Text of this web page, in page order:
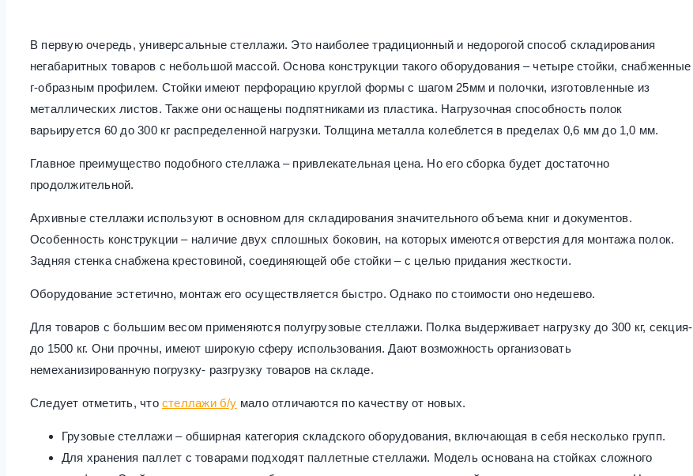
В первую очередь, универсальные стеллажи. Это наиболее традиционный и недорогой способ складирования
негабаритных товаров с небольшой массой. Основа конструкции такого оборудования – четыре стойки, снабженные
г-образным профилем. Стойки имеют перфорацию круглой формы с шагом 25мм и полочки, изготовленные из
металлических листов. Также они оснащены подпятниками из пластика. Нагрузочная способность полок
варьируется 60 до 300 кг распределенной нагрузки. Толщина металла колеблется в пределах 0,6 мм до 1,0 мм.
Главное преимущество подобного стеллажа – привлекательная цена. Но его сборка будет достаточно
продолжительной.
Архивные стеллажи используют в основном для складирования значительного объема книг и документов.
Особенность конструкции – наличие двух сплошных боковин, на которых имеются отверстия для монтажа полок.
Задняя стенка снабжена крестовиной, соединяющей обе стойки – с целью придания жесткости.
Оборудование эстетично, монтаж его осуществляется быстро. Однако по стоимости оно недешево.
Для товаров с большим весом применяются полугрузовые стеллажи. Полка выдерживает нагрузку до 300 кг, секция-
до 1500 кг. Они прочны, имеют широкую сферу использования. Дают возможность организовать
немеханизированную погрузку- разгрузку товаров на складе.
Следует отметить, что стеллажи б/у мало отличаются по качеству от новых.
Грузовые стеллажи – обширная категория складского оборудования, включающая в себя несколько групп.
Для хранения паллет с товарами подходят паллетные стеллажи. Модель основана на стойках сложного